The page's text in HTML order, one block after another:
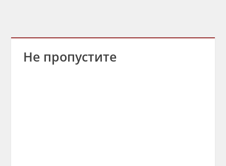
Не пропустите